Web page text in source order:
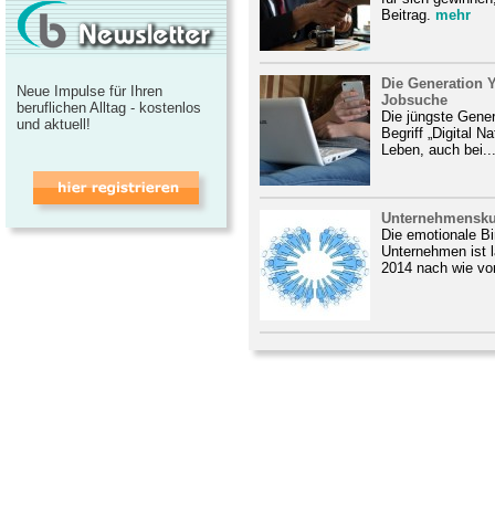
Beitrag. mehr
Die Generation
Jobsuche
Die jüngste
Begriff „Digital
Leben, auch bei...
Die emotionale
Unternehmen ist
2014 nach wie
Neue Impulse für Ihren
beruflichen Alltag - kostenlos
und aktuell!